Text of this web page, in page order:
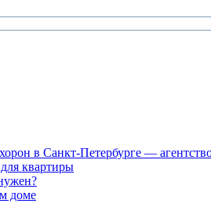
в Санкт-Петербурге —
квартиры
доме